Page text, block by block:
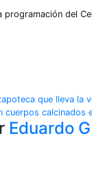
programación del
que lleva la
cuerpos calcinados
Eduardo